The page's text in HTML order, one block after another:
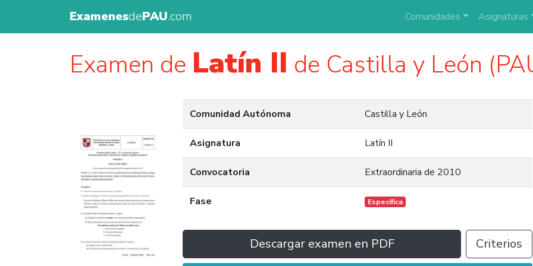
ExamenesdePAU.com Comunidades Asignaturas
Examen de Latín II de Castilla y León
Comunidad Autónoma Castilla y León
Asignatura Latín II
Convocatoria Extraordinaria de 2010
Fase Específica
Descargar examen en PDF Criterios